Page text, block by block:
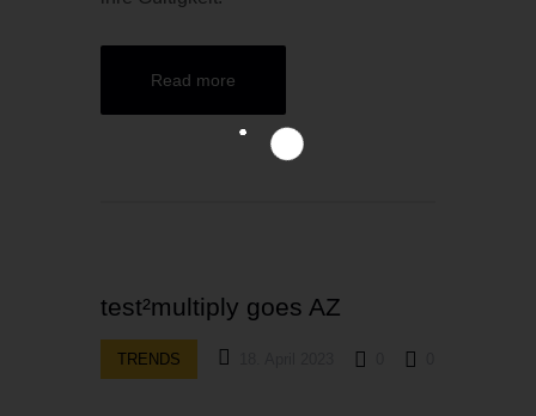
Read more
test²multiply goes AZ
TRENDS